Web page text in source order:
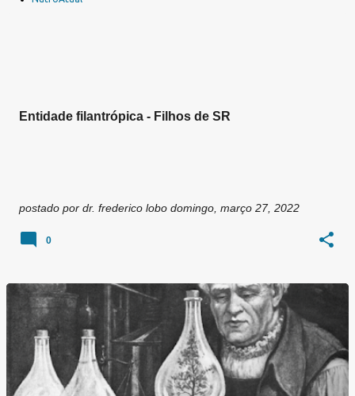
Entidade filantrópica - Filhos de SR
postado por dr. frederico lobo domingo, março 27, 2022
0